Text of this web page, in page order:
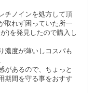
チノインを処方して頂
取れず困っていた所一
)を発見したので購入し
濃度が薄いしコスパも
があるので、ちょっと
期間を守る事をおすす